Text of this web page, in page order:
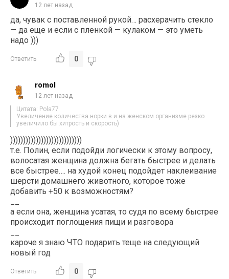
12 лет назад
да, чувак с поставленной рукой… расхерачить стекло
— да еще и если с пленкой — кулаком — это уметь
надо )))
Ответить 0
romol
12 лет назад
Цитата: Pola77
Увеличение количества норки в и на женском организме резко
увеличило бы хитрость и скорость)
))))))))))))))))))))))))))))
т.е. Полин, если подойди логически к этому вопросу,
волосатая женщина должна бегать быстрее и делать
все быстрее…. на худой конец подойдет наклеивание
шерсти домашнего животного, которое тоже
добавить +50 к возможностям?
а если она, женщина усатая, то судя по всему быстрее
происходит поглощения пищи и разговора
кароче я знаю ЧТО подарить теще на следующий
новый год
Ответить 0